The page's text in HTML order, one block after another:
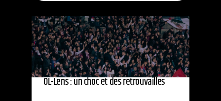
OL-Lens : un choc et des retrouvailles